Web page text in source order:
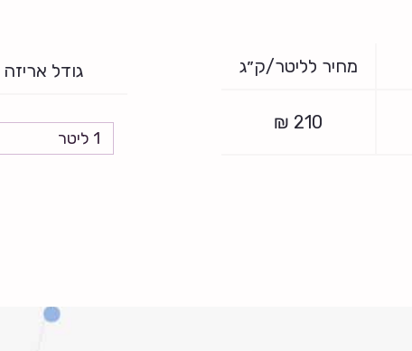
מחיר לליטר/ק״ג
210
₪
גודל אריזה